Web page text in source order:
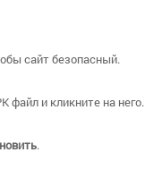
сайт безопасный.
файл и кликните на него.
.